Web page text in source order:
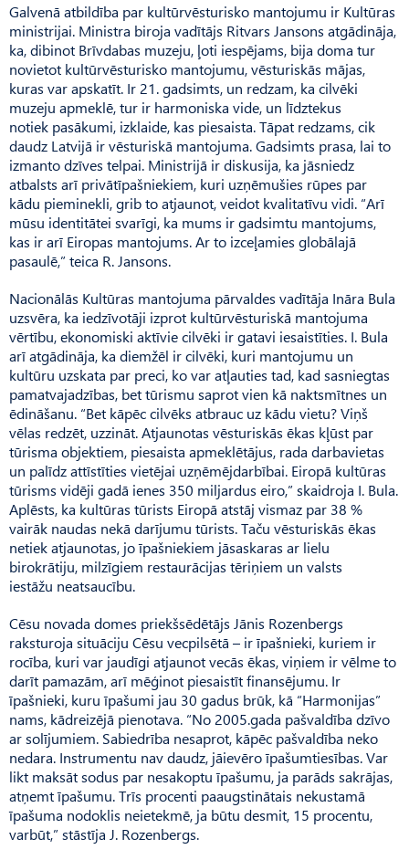
Galvenā atbildība par kultūr­vēsturisko mantojumu ir Kul­tūras
ministrijai. Ministra biroja vadītājs Ritvars Jansons atgādināja,
ka, dibinot Brīv­dabas muzeju, ļoti iespējams, bija doma tur
novietot kultūrvēsturisko mantojumu, vēsturiskās mājas,
kuras var apskatīt. Ir 21. gadsimts, un redzam, ka cilvēki
muzeju apmeklē, tur ir harmoniska vide, un līdztekus
notiek pasākumi, izklaide, kas piesaista. Tāpat redzams, cik
daudz Latvijā ir vēsturiskā mantojuma. Gadsimts prasa, lai to
izmanto dzīves telpai. Ministrijā ir diskusija, ka jāsniedz
atbalsts arī privātīpašniekiem, kuri uzņēmušies rūpes par
kādu pieminekli, grib to atjaunot, veidot kvalitatīvu vidi. “Arī
mūsu identitātei svarīgi, ka mums ir gadsimtu mantojums,
kas ir arī Eiropas mantojums. Ar to izceļamies globālajā
pasaulē,” teica R. Jansons.
Nacionālās Kultūras mantojuma pārvaldes vadītāja Ināra Bula
uzsvēra, ka iedzīvotāji izprot kultūrvēsturiskā mantojuma
vērtību, ekonomiski aktīvie cilvēki ir gatavi iesaistīties. I. Bula
arī atgādināja, ka diemžēl ir cilvēki, kuri mantojumu un
kultūru uzskata par preci, ko var atļauties tad, kad sasniegtas
pamatvajadzības, bet tūrismu saprot vien kā naktsmītnes un
ēdināšanu. “Bet kāpēc cilvēks atbrauc uz kādu vietu? Viņš
vēlas redzēt, uzzināt. Atjaunotas vēsturiskās ēkas kļūst par
tūrisma objektiem, piesaista apmeklētājus, rada darbavietas
un palīdz attīstīties vietējai uzņēmējdarbībai. Eiropā kultūras
tūrisms vidēji gadā ienes 350 miljardus eiro,” skaidroja I. Bula.
Aplēsts, ka kultūras tūrists Eiropā atstāj vismaz par 38 %
vairāk naudas nekā darījumu tūrists. Taču vēsturiskās ēkas
netiek atjaunotas, jo īpašniekiem jāsaskaras ar lielu
birokrātiju, milzīgiem restaurācijas tēriņiem un valsts
iestāžu neatsaucību.
Cēsu novada domes priekšsēdētājs Jānis Rozenbergs
raksturoja situāciju Cēsu vecpilsētā – ir īpašnieki, kuriem ir
rocība, kuri var jaudīgi atjaunot vecās ēkas, viņiem ir vēlme to
darīt pamazām, arī mēģinot piesaistīt finansējumu. Ir
īpašnieki, kuru īpašumi jau 30 gadus brūk, kā “Harmonijas”
nams, kādreizējā pienotava. “No 2005.gada paš­valdība dzīvo
ar solījumiem. Sabiedrība nesaprot, kāpēc paš­valdība neko
nedara. Instru­men­tu nav daudz, jāievēro īpašumtiesības. Var
likt maksāt sodus par nesakoptu īpašumu, ja parāds sakrājas,
atņemt īpašumu. Trīs procenti paaugstinātais nekustamā
īpašuma nodoklis neietekmē, ja būtu desmit, 15 procentu,
varbūt,” stāstīja J. Ro­zenbergs.